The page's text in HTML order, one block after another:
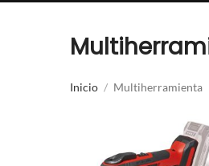
Inicio Multiherramienta